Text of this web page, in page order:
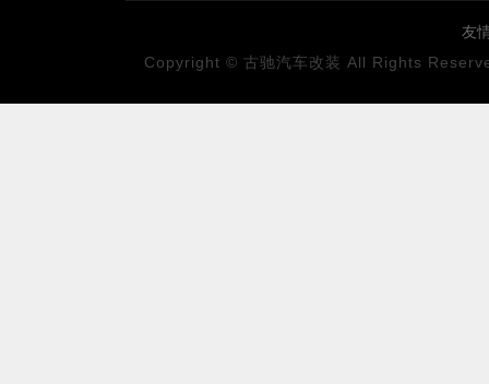
友
古
阿里
Copyright © 古驰汽车改装 All Rights